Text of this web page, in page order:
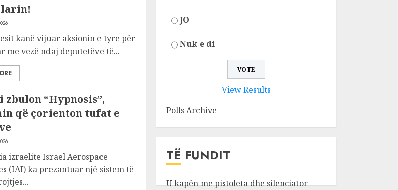
kanë vijuar aksionin e tyre për
me vezë ndaj deputetëve të...
“Hypnosis”,
që çorienton tufat e
izraelite Israel Aerospace
(IAI) ka prezantuar një sistem të
JO
Nuk e di
View Results
Polls Archive
TË FUNDIT
U kapën me pistoleta dhe silenciator